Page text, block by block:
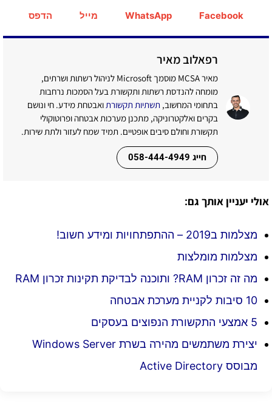
Facebook
WhatsApp מייל הדפס
רפאלוב מאיר
מאיר MCSA מוסמך Microsoft לניהול רשתות ושרתים,
מומחה להנדסת רשתות ותקשורת בעל הסמכות נרחבות
בתחומי המחשוב, תשתיות תקשורתואבטחת מידע. חי ונושם
בקרים ואלקטרוניקה, מתכנן מערכות אבטחה ופרוטוקולי
תקשורת וחולם סיבים אופטיים. תמיד שמח לעזור ולתת שירות.
חייג 058-444-4949
אולי יעניין אותך גם:
מצלמות ב2019 – ההתפתחויות ומידע חשוב!
מצלמות מומלצות
מה זה זכרון RAM? ותוכנה לבדיקת תקינות זכרון RAM
10 סיבות לקניית מערכת אבטחה
5 אמצעי התקשורת הנפוצים בעסקים
יצירת משתמשים מהירה בשרת Windows Server
מבוסס Active Directory